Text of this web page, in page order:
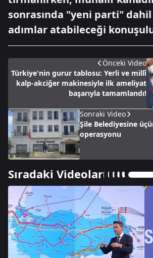
sonrasında "yeni parti"
adımlar atabileceği
Önceki Video
Türkiye'nin gurur tablosu: Yerli ve millî
kalp-akciğer makinesiyle ilk ameliyat
başarıyla tamamlandı!
Sonraki Video
Şile Belediyesine
operasyonu
Sıradaki Videolar